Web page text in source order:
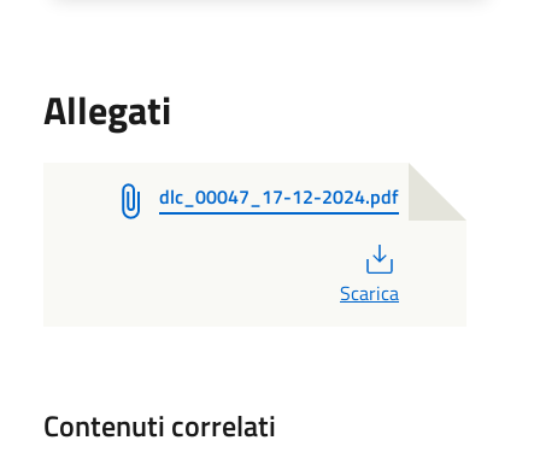
Allegati
dlc_00047_17-12-2024.pdf
Scarica
Contenuti correlati